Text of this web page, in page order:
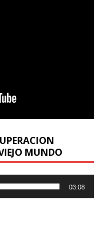
MUNDO
03:08